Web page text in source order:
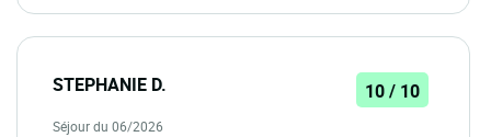
STEPHANIE D. 10 / 10
Séjour du 06/2026